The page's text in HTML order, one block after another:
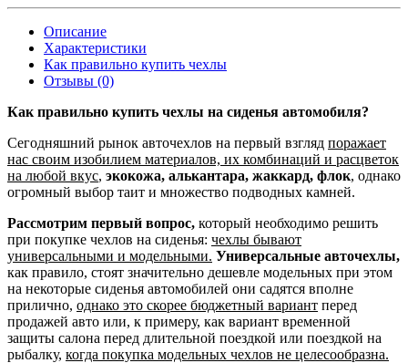
Описание
Характеристики
Как правильно купить чехлы
Отзывы (0)
Как правильно купить чехлы на сиденья автомобиля?
Сегодняшний рынок авточехлов на первый взгляд поражает
нас своим изобилием материалов, их комбинаций и расцветок
на любой вкус, экокожа, алькантара, жаккард, флок, однако
огромный выбор таит и множество подводных камней.
Рассмотрим первый вопрос, который необходимо решить
при покупке чехлов на сиденья: чехлы бывают
универсальными и модельными. Универсальные авточехлы,
как правило, стоят значительно дешевле модельных при этом
на некоторые сиденья автомобилей они садятся вполне
прилично, однако это скорее бюджетный вариант перед
продажей авто или, к примеру, как вариант временной
защиты салона перед длительной поездкой или поездкой на
рыбалку, когда покупка модельных чехлов не целесообразна.